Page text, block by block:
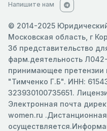
Напишите нам
© 2014-2025
Московская область, г
3б представительство
фарм.деятельность
принимающее претензии
"Тимченко Г.Б". ИНН:
323930100735651.
Электронная почта
women.ru